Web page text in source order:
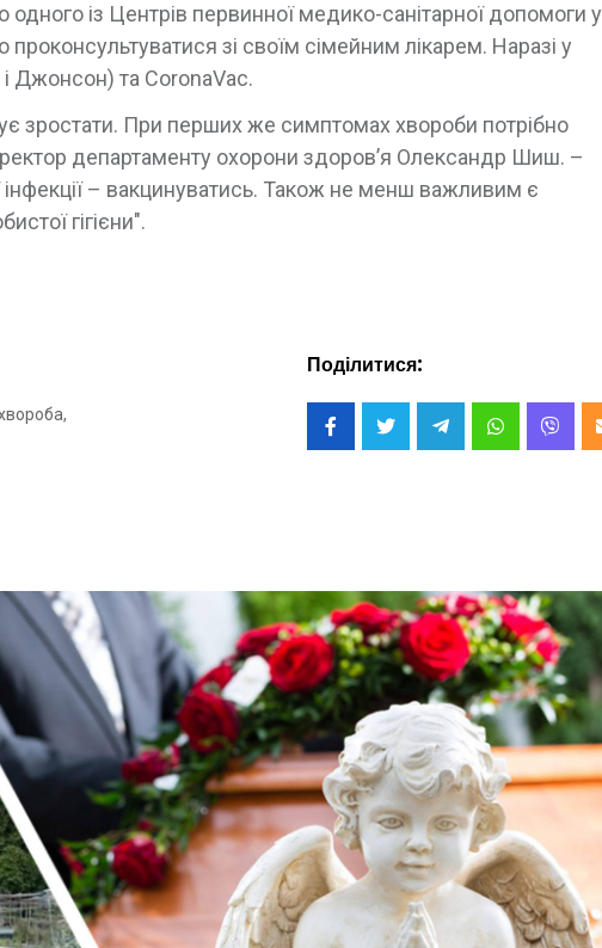
із Центрів первинної медико-санітарної допомоги у
зі своїм сімейним лікарем. Наразі у
Джонсон) та CoronaVac.
зростати. При перших же симптомах хвороби потрібно
департаменту охорони здоров’я Олександр Шиш. –
– вакцинуватись. Також не менш важливим є
гігієни".
Поділитися: